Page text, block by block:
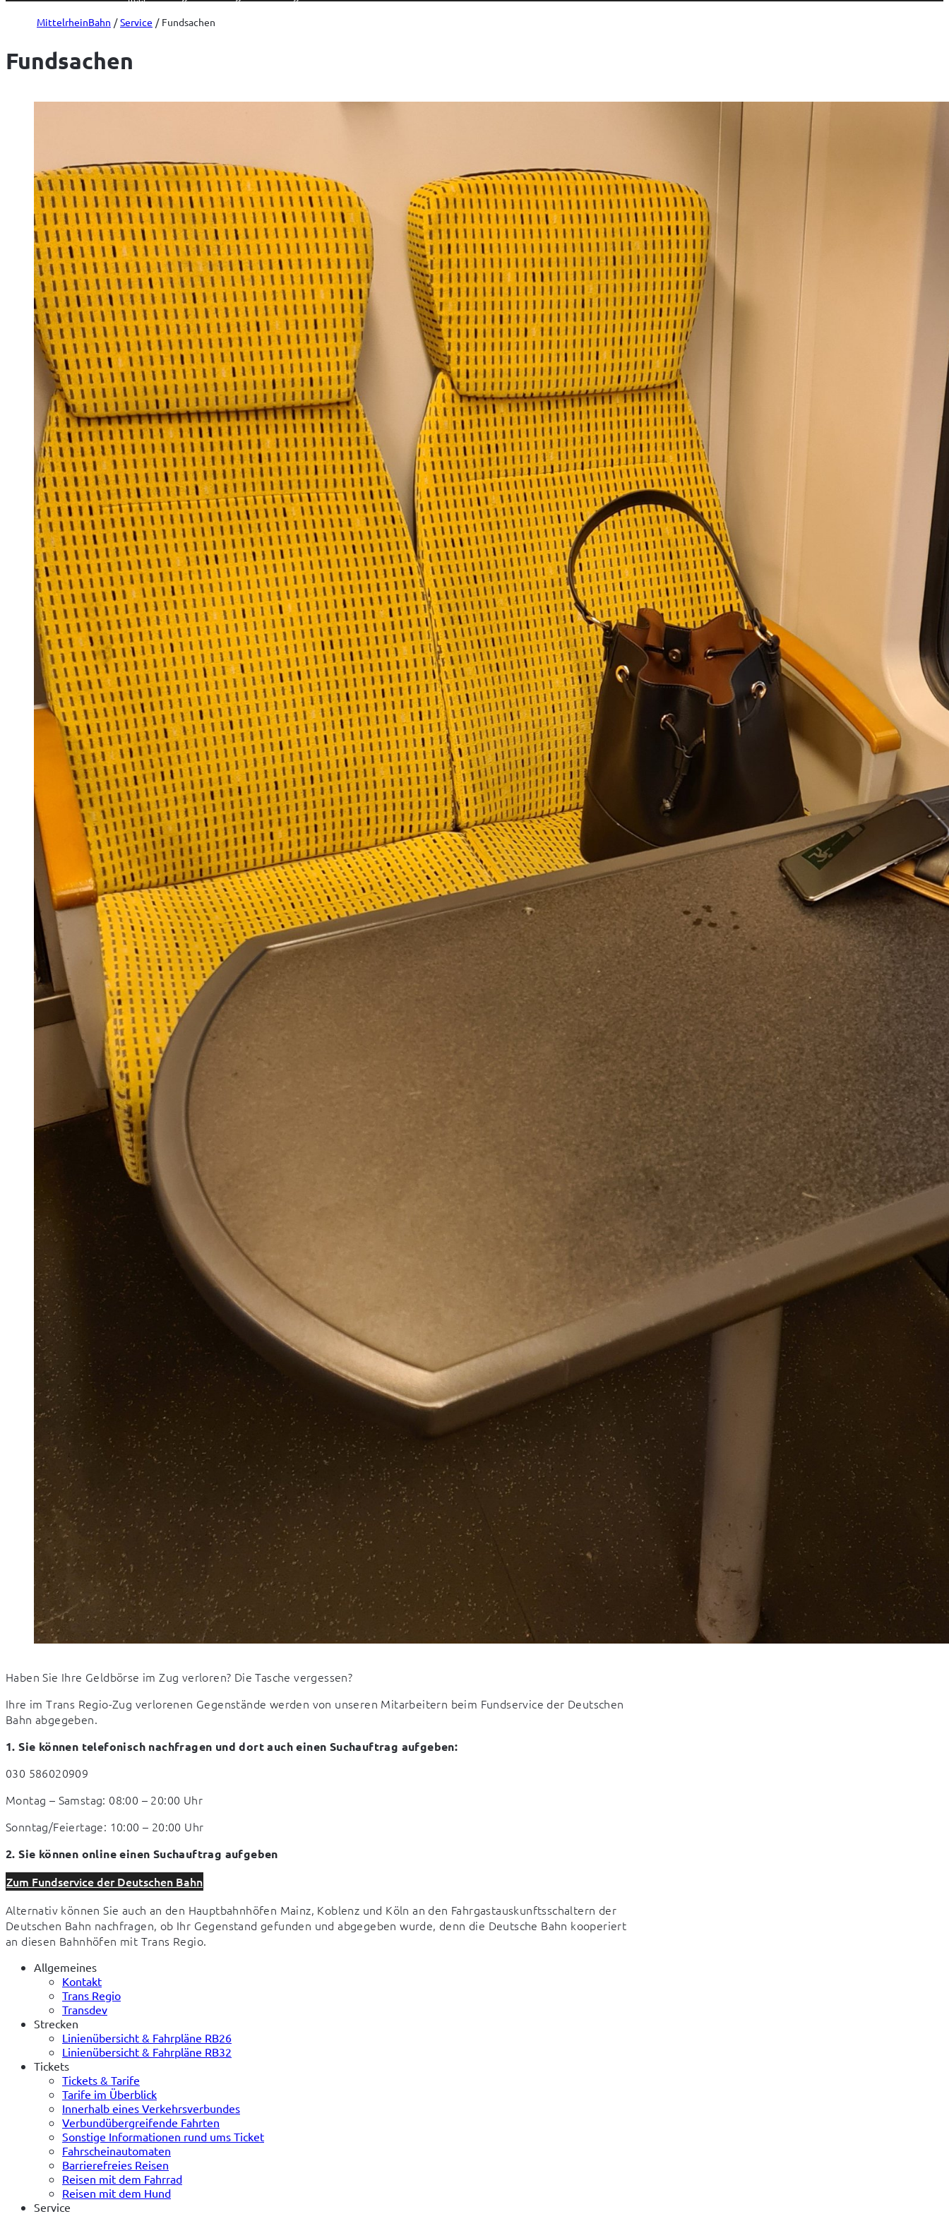
öffnen öffnen öffnen
MittelrheinBahn Service Fundsachen
Fundsachen
Haben Sie Ihre Geldbörse im Zug verloren? Die Tasche vergessen?
Ihre im Trans Regio-Zug verlorenen Gegenstände werden von unseren Mitarbeitern beim Fundservice der Deutschen
Bahn abgegeben.
1. Sie können telefonisch nachfragen und dort auch einen Suchauftrag aufgeben:
030 586020909
Montag – Samstag: 08:00 – 20:00 Uhr
Sonntag/Feiertage: 10:00 – 20:00 Uhr
2. Sie können online einen Suchauftrag aufgeben
Zum Fundservice der Deutschen Bahn
Alternativ können Sie auch an den Hauptbahnhöfen Mainz, Koblenz und Köln an den Fahrgastauskunftsschaltern der
Deutschen Bahn nachfragen, ob Ihr Gegenstand gefunden und abgegeben wurde, denn die Deutsche Bahn kooperiert
an diesen Bahnhöfen mit Trans Regio.
Allgemeines
Kontakt
Trans Regio
Transdev
Strecken
Linienübersicht & Fahrpläne RB26
Linienübersicht & Fahrpläne RB32
Tickets
Tickets & Tarife
Tarife im Überblick
Innerhalb eines Verkehrsverbundes
Verbundübergreifende Fahrten
Sonstige Informationen rund ums Ticket
Fahrscheinautomaten
Barrierefreies Reisen
Reisen mit dem Fahrrad
Reisen mit dem Hund
Service